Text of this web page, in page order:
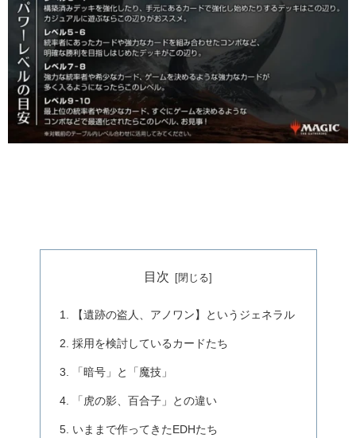
目次
【遺跡の盗人、アノワン】というジェネラル
採用を検討しているカードたち
「暗号」と「魔技」
「虎の影、百合子」との違い
いままで作ってきたEDHたち